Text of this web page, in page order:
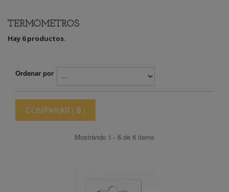
TERMÓMETROS
Hay 6 productos.
Ordenar por
COMPARAR ( 0 )
Mostrando 1 - 6 de 6 items